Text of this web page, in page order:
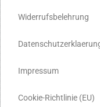
Widerrufsbelehrung
Impressum
Cookie-Richtlinie (EU)